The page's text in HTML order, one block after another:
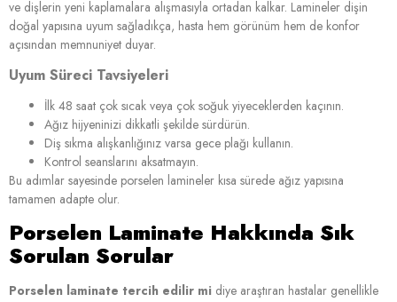
ve dişlerin yeni kaplamalara alışmasıyla ortadan kalkar. Lamineler dişin
doğal yapısına uyum sağladıkça, hasta hem görünüm hem de konfor
açısından memnuniyet duyar.
Uyum Süreci Tavsiyeleri
İlk 48 saat çok sıcak veya çok soğuk yiyeceklerden kaçının.
Ağız hijyeninizi dikkatli şekilde sürdürün.
Diş sıkma alışkanlığınız varsa gece plağı kullanın.
Kontrol seanslarını aksatmayın.
Bu adımlar sayesinde porselen lamineler kısa sürede ağız yapısına
tamamen adapte olur.
Porselen Laminate Hakkında Sık
Sorulan Sorular
Porselen laminate tercih edilir mi diye araştıran hastalar genellikle